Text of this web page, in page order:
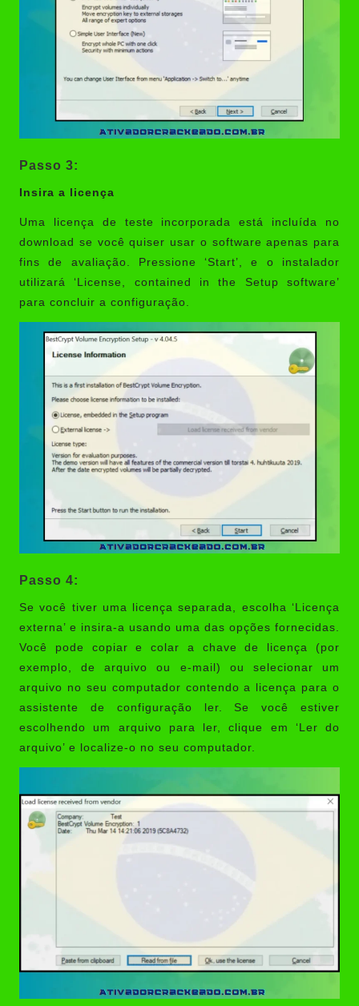
Passo 3:
Insira a licença
Uma licença de teste incorporada está incluída no
download se você quiser usar o software apenas para
fins de avaliação. Pressione ‘Start’, e o instalador
utilizará ‘License, contained in the Setup software’
para concluir a configuração.
Passo 4:
Se você tiver uma licença separada, escolha ‘Licença
externa’ e insira-a usando uma das opções fornecidas.
Você pode copiar e colar a chave de licença (por
exemplo, de arquivo ou e-mail) ou selecionar um
arquivo no seu computador contendo a licença para o
assistente de configuração ler. Se você estiver
escolhendo um arquivo para ler, clique em ‘Ler do
arquivo’ e localize-o no seu computador.